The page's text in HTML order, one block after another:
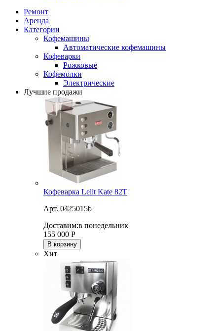
Ремонт
Аренда
Категории
Кофемашины
Автоматические кофемашины
Кофеварки
Рожковые
Кофемолки
Электрические
Лучшие продажи
Кофеварка Lelit Kate 82T
Арт. 0425015b
Доставим:в понедельник
155 000 Р
В корзину
Хит